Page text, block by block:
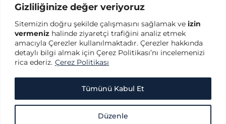
Gizliliğinize değer veriyoruz
Sitemizin doğru şekilde çalışmasını sağlamak ve izin
vermeniz halinde ziyaretçi trafiğini analiz etmek
amacıyla Çerezler kullanılmaktadır. Çerezler hakkında
detaylı bilgi almak için Çerez Politikası’nı incelemenizi
rica ederiz. Çerez Politikası
Düzenle
Tümünü Kabul Et
GİZLİLİK
Gizlilik Politikası
Kullanım Koşulları
Kişisel Verilerin Korunması
Çerez Politikası
Copyright © 2026 Türkiye Kurumsal Yönetim Derneği - Her hakkı saklıdır.
Türkiye Kurumsal Yönetim Derneği (TKYD) web sitesi içeriğindeki doküman